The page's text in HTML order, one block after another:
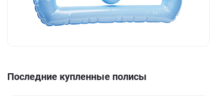
Последние купленные полисы